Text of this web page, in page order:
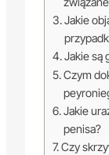
Jakie
Jakie są
Czym
Jakie
penisa?
Czy